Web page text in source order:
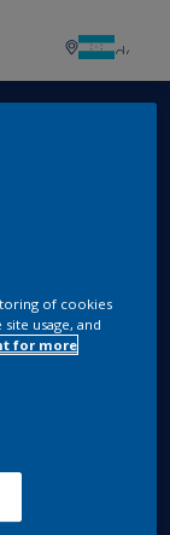
8 a.m. a 5
of cookies
usage, and
for more